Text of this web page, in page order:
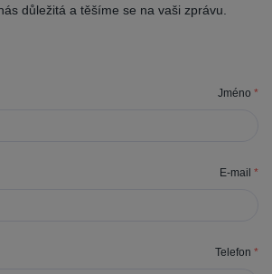
důležitá a těšíme se na vaši zprávu.
Jméno *
E-mail *
Telefon *